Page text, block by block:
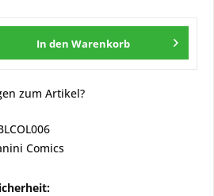
In den Warenkorb
zum Artikel?
Comics